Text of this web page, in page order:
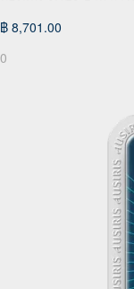
฿ 8,701.00
0